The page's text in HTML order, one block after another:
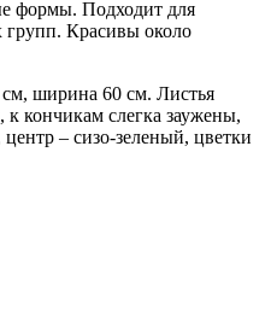
формы. Подходит для
Красивы около
см, ширина 60 см. Листья
кончикам слегка заужены,
– сизо-зеленый, цветки